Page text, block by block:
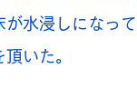
水浸しになっ
いた。